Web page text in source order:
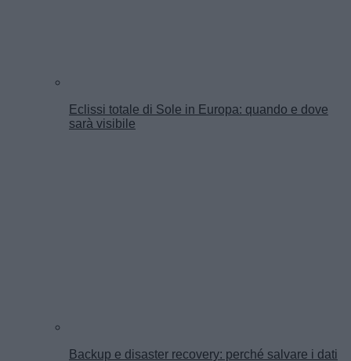
Eclissi totale di Sole in Europa: quando e dove
sarà visibile
Backup e disaster recovery: perché salvare i dati